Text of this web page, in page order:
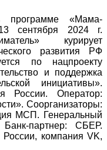
«Мама-
сентября 2024 г.
курирует
развития РФ
по нацпроекту
и поддержка
инициативы».
России. Оператор:
Соорганизаторы:
МСП. Генеральный
партнер: СБЕР.
компания VK,